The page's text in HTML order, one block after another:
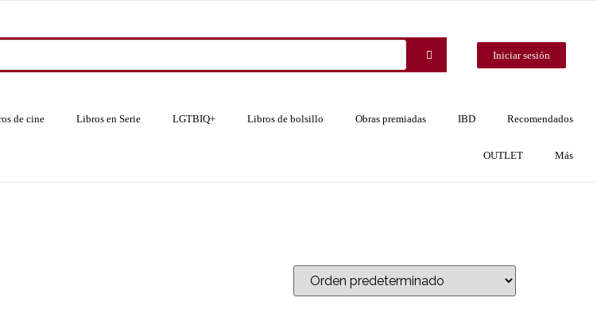
Iniciar sesión
de cine Libros en Serie LGTBIQ+ Libros de bolsillo Obras premiadas IBD Recomendados
OUTLET Más